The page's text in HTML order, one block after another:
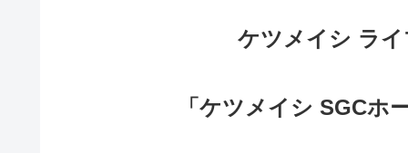
ケツメイシ ラ
「ケツメイシ SGCホ